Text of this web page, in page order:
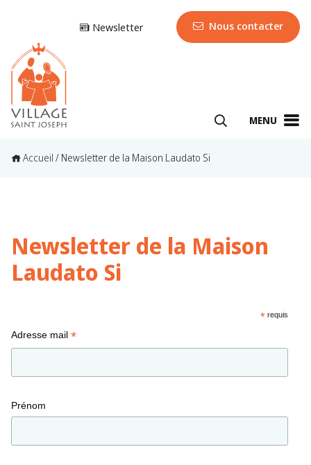
Newsletter Nous contacter
MENU
Accueil / Newsletter de la Maison Laudato Si
Newsletter de la Maison
Laudato Si
* requis
Adresse mail *
Prénom